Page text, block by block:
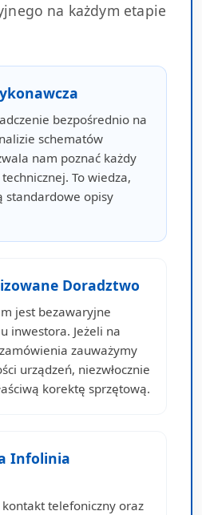
na każdym etapie
bezpośrednio na
schematów
nam poznać każdy
To wiedza,
standardowe opisy
Doradztwo
jest bezawaryjne
inwestora. Jeżeli na
zauważymy
urządzeń, niezwłocznie
korektę sprzętową.
Infolinia
telefoniczny oraz